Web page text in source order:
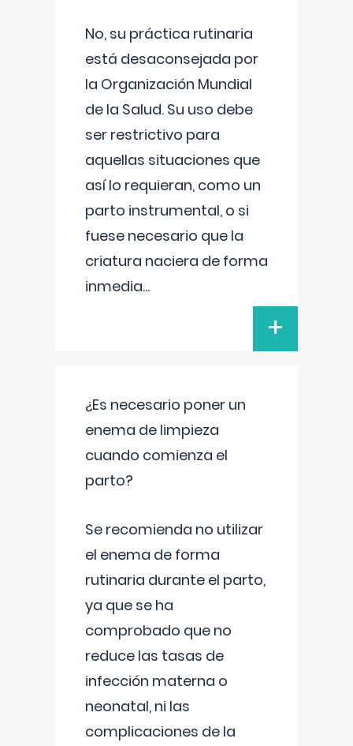
No, su práctica rutinaria
está desaconsejada por
la Organización Mundial
de la Salud. Su uso debe
ser restrictivo para
aquellas situaciones que
así lo requieran, como un
parto instrumental, o si
fuese necesario que la
criatura naciera de forma
inmedia...
+
¿Es necesario poner un
enema de limpieza
cuando comienza el
parto?
Se recomienda no utilizar
el enema de forma
rutinaria durante el parto,
ya que se ha
comprobado que no
reduce las tasas de
infección materna o
neonatal, ni las
complicaciones de la